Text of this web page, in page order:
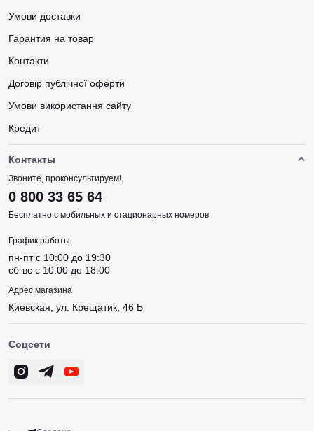
Умови доставки
Гарантия на товар
Контакти
Договір публічної оферти
Умови використання сайту
Кредит
Контакты
Звоните, проконсультируем!
0 800 33 65 64
Бесплатно с мобильных и стационарных номеров
График работы
пн-пт c 10:00 до 19:30
сб-вс c 10:00 до 18:00
Адрес магазина
Киевская, ул. Крещатик, 46 Б
Соцсети